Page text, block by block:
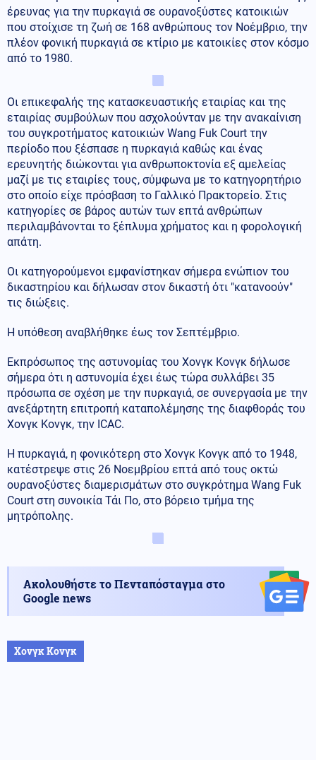
έρευνας για την πυρκαγιά σε ουρανοξύστες κατοικιών
που στοίχισε τη ζωή σε 168 ανθρώπους τον Νοέμβριο, την
πλέον φονική πυρκαγιά σε κτίριο με κατοικίες στον κόσμο
από το 1980.
Οι επικεφαλής της κατασκευαστικής εταιρίας και της
εταιρίας συμβούλων που ασχολούνταν με την ανακαίνιση
του συγκροτήματος κατοικιών Wang Fuk Court την
περίοδο που ξέσπασε η πυρκαγιά καθώς και ένας
ερευνητής διώκονται για ανθρωποκτονία εξ αμελείας
μαζί με τις εταιρίες τους, σύμφωνα με το κατηγορητήριο
στο οποίο είχε πρόσβαση το Γαλλικό Πρακτορείο. Στις
κατηγορίες σε βάρος αυτών των επτά ανθρώπων
περιλαμβάνονται το ξέπλυμα χρήματος και η φορολογική
απάτη.
Οι κατηγορούμενοι εμφανίστηκαν σήμερα ενώπιον του
δικαστηρίου και δήλωσαν στον δικαστή ότι "κατανοούν"
τις διώξεις.
Η υπόθεση αναβλήθηκε έως τον Σεπτέμβριο.
Εκπρόσωπος της αστυνομίας του Χονγκ Κονγκ δήλωσε
σήμερα ότι η αστυνομία έχει έως τώρα συλλάβει 35
πρόσωπα σε σχέση με την πυρκαγιά, σε συνεργασία με την
ανεξάρτητη επιτροπή καταπολέμησης της διαφθοράς του
Χονγκ Κονγκ, την ICAC.
Η πυρκαγιά, η φονικότερη στο Χονγκ Κονγκ από το 1948,
κατέστρεψε στις 26 Νοεμβρίου επτά από τους οκτώ
ουρανοξύστες διαμερισμάτων στο συγκρότημα Wang Fuk
Court στη συνοικία Τάι Πο, στο βόρειο τμήμα της
μητρόπολης.
Ακολουθήστε το Πενταπόσταγμα στο
Google news
Χονγκ Κονγκ